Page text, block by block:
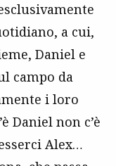
a cui,
Daniel e
campo da
i loro
Daniel non c’è
Alex…